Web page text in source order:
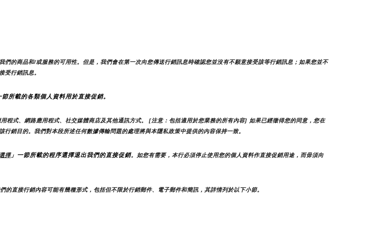
的商品和/或服務的可用性。但是，我們會在第一次向您傳送行銷訊息時確認您並沒有不願意接受該等行銷訊息；如果您並不
受行銷訊息。
所載的各類個人資料用於直接促銷。
程式、網路應用程式、社交媒體商店及其他通訊方式。 [注意：包括適用於您業務的所有內容] 如果已經徵得您的同意，您在
銷目的。我們對本段所述任何數據傳輸問題的處理將與本隱私政策中提供的內容保持一致。
擇」一節所載的程序選擇退出我們的直接促銷。如您有需要，本行必須停止使用您的個人資料作直接促銷用途，而毋須向
的直接行銷內容可能有幾種形式，包括但不限於行銷郵件、電子郵件和簡訊，其詳情列於以下小節。